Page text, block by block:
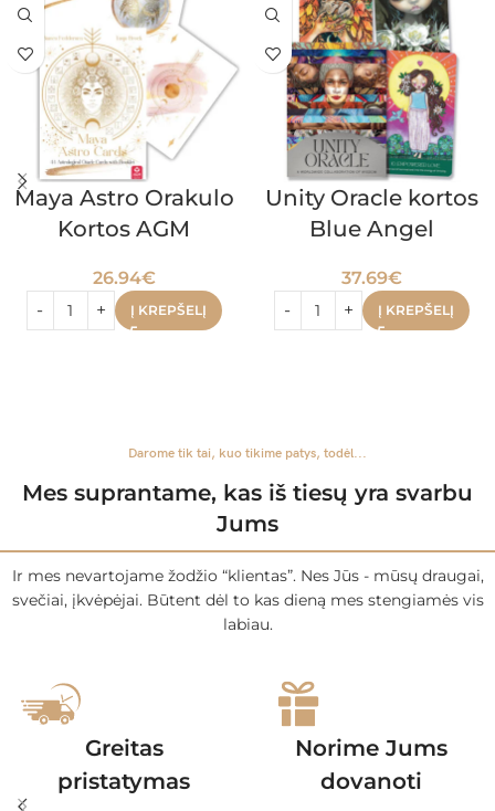
Maya Astro Orakulo
Kortos AGM
26.94€
Į KREPŠELĮ
Unity Oracle kortos
Blue Angel
37.69€
Į KREPŠELĮ
Darome tik tai, kuo tikime patys, todėl...
Mes suprantame, kas iš tiesų yra svarbu
Jums
Ir mes nevartojame žodžio “klientas”. Nes Jūs - mūsų draugai,
svečiai, įkvėpėjai. Būtent dėl to kas dieną mes stengiamės vis
labiau.
Greitas
pristatymas
Norime Jums
dovanoti